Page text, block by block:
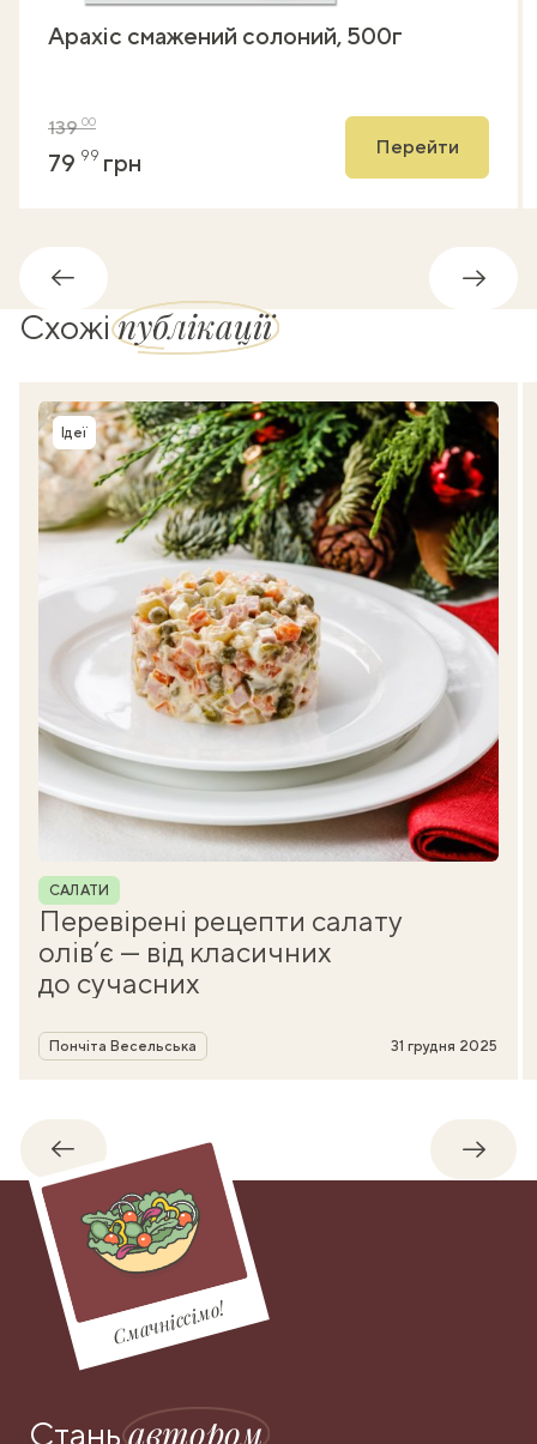
Арахіс смажений солоний, 500г
13900
79 99 грн
Перейти
Назад
Схожіпублікації
Ідеї
Рубрика
САЛАТИ
Перевірені рецепти салату
олів’є — від класичних
до сучасних
Автор
Пончіта Весельська 31 грудня 2025
Назад
Смачніссімо!
Станьавтором